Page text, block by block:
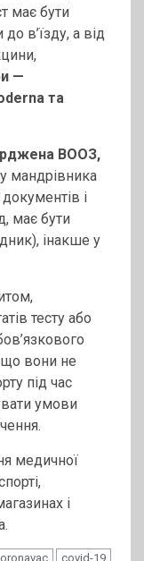
має бути
в’їзду, а від
—
та
ВООЗ,
мандрівника
і
має бути
інакше у
тесту або
що вони не
під час
умови
медичної
і
covid-19